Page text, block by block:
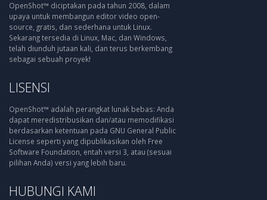
OpenShot™ diciptakan pada tahun 2008, dalam
upaya untuk membangun editor video open-
source, gratis, dan sederhana untuk Linux.
Sekarang tersedia di Linux, Mac, dan Windows,
telah diunduh jutaan kali, dan terus berkembang
sebagai sebuah proyek!
LISENSI
OpenShot™ adalah perangkat lunak bebas: Anda
dapat meredistribusikan dan/atau memodifikasi
berdasarkan ketentuan pada GNU General Public
License seperti yang dipublikasikan oleh Free
Software Foundation, entah versi 3, atau (sesuai
pilihan Anda) versi yang lebih baru.
HUBUNGI KAMI